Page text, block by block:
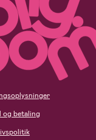
og betaling